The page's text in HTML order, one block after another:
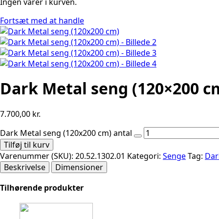
Fortsæt med at handle
Dark Metal seng (120×200
7.700,00 kr.
Dark Metal seng (120x200 cm) antal
Tilføj til kurv
Varenummer (SKU): 20.52.1302.01 Kategori: SengeTag:
Beskrivelse
Dimensioner
Tilhørende produkter